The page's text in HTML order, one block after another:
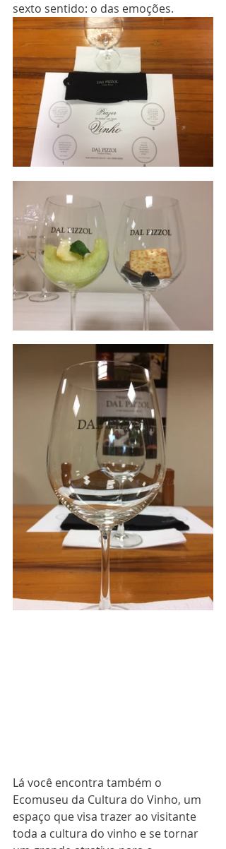
sexto sentido: o das emoções.
Lá você encontra também o
Ecomuseu da Cultura do Vinho, um
espaço que visa trazer ao visitante
toda a cultura do vinho e se tornar